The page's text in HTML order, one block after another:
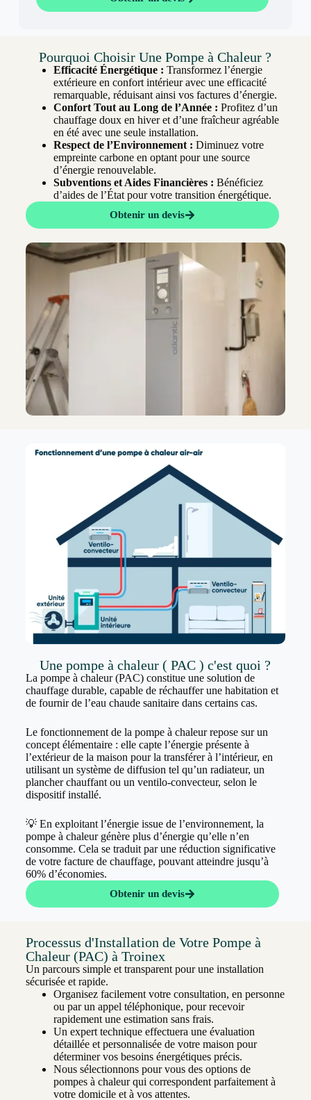
Pourquoi Choisir Une Pompe à Chaleur ?
Efficacité Énergétique : Transformez l’énergie
extérieure en confort intérieur avec une efficacité
remarquable, réduisant ainsi vos factures d’énergie.
Confort Tout au Long de l’Année : Profitez d’un
chauffage doux en hiver et d’une fraîcheur agréable
en été avec une seule installation.
Respect de l’Environnement : Diminuez votre
empreinte carbone en optant pour une source
d’énergie renouvelable.
Subventions et Aides Financières : Bénéficiez
d’aides de l’État pour votre transition énergétique.
Obtenir un devis
Une pompe à chaleur ( PAC ) c'est quoi ?
La pompe à chaleur (PAC) constitue une solution de
chauffage durable, capable de réchauffer une habitation et
de fournir de l’eau chaude sanitaire dans certains cas.
Le fonctionnement de la pompe à chaleur repose sur un
concept élémentaire : elle capte l’énergie présente à
l’extérieur de la maison pour la transférer à l’intérieur, en
utilisant un système de diffusion tel qu’un radiateur, un
plancher chauffant ou un ventilo-convecteur, selon le
dispositif installé.
💡 En exploitant l’énergie issue de l’environnement, la
pompe à chaleur génère plus d’énergie qu’elle n’en
consomme. Cela se traduit par une réduction significative
de votre facture de chauffage, pouvant atteindre jusqu’à
60% d’économies.
Obtenir un devis
Processus d'Installation de Votre Pompe à
Chaleur (PAC) à Troinex
Un parcours simple et transparent pour une installation
sécurisée et rapide.
Organisez facilement votre consultation, en personne
ou par un appel téléphonique, pour recevoir
rapidement une estimation sans frais.
Un expert technique effectuera une évaluation
détaillée et personnalisée de votre maison pour
déterminer vos besoins énergétiques précis.
Nous sélectionnons pour vous des options de
pompes à chaleur qui correspondent parfaitement à
votre domicile et à vos attentes.